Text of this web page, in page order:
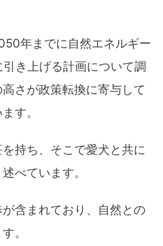
年までに自然エネルギー
き上げる計画について調
さが政策転換に寄与して
す。
持ち、そこで愛犬と共に
べています。
含まれており、自然との
。